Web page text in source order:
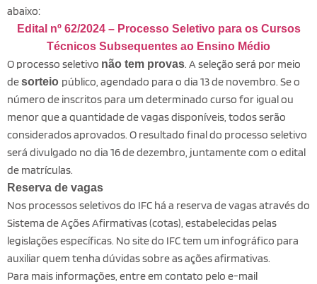
abaixo:
Edital nº 62/2024 – Processo Seletivo para os Cursos
Técnicos Subsequentes ao Ensino Médio
O processo seletivo não tem provas. A seleção será por meio
desorteio público, agendado para o dia 13 de novembro. Se o
número de inscritos para um determinado curso for igual ou
menor que a quantidade de vagas disponíveis, todos serão
considerados aprovados. O resultado final do processo seletivo
será divulgado no dia 16 de dezembro, juntamente com o edital
de matrículas.
Reserva de vagas
Nos processos seletivos do IFC há a reserva de vagas através do
Sistema de Ações Afirmativas (cotas), estabelecidas pelas
legislações específicas. No site do IFC tem um infográfico para
auxiliar quem tenha dúvidas sobre as ações afirmativas.
Para mais informações, entre em contato pelo e-mail